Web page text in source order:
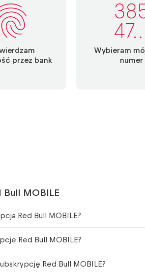
przez bank
Wybieram
numer
Bull MOBILE
Red Bull MOBILE?
Red Bull MOBILE?
Red Bull MOBILE?